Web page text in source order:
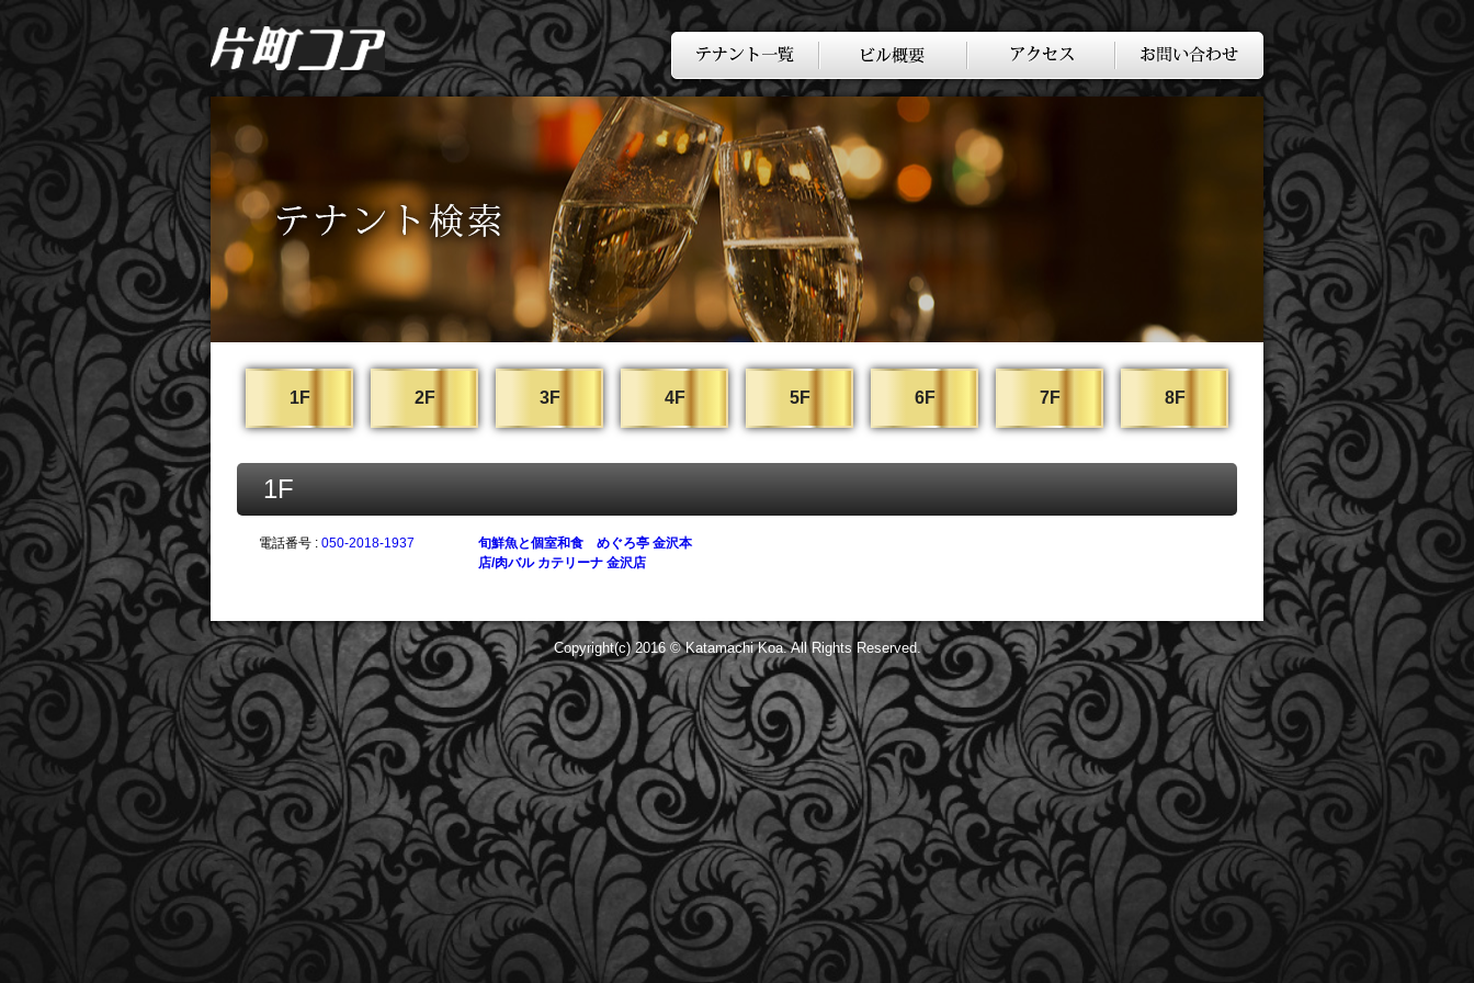
1F 2F 3F 4F 5F 6F 7F 8F
1F
旬鮮魚と個室和食 めぐろ亭 金沢本
店/肉バル カテリーナ 金沢店
電話番号 : 050-2018-1937
Copyright(c) 2016 © Katamachi Koa. All Rights Reserved.